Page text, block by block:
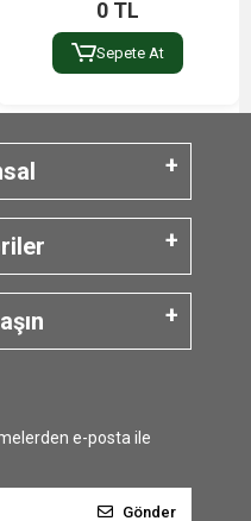
0 TL
Sepete At
e-posta ile
Gönder